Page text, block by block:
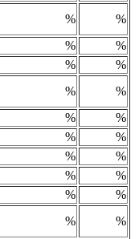
%
%
%
%
%
%
%
%
%
%
%
%
%
%
%
%
%
%
%
%